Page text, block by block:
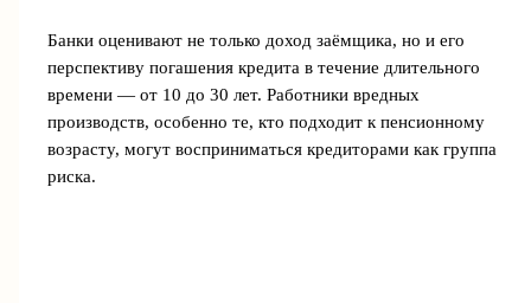
Банки оценивают не только доход заёмщика, но и его
перспективу погашения кредита в течение длительного
времени — от 10 до 30 лет. Работники вредных
производств, особенно те, кто подходит к пенсионному
возрасту, могут восприниматься кредиторами как группа
риска.